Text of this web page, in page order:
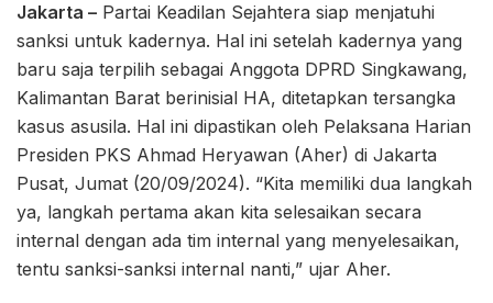
Jakarta – Partai Keadilan Sejahtera siap menjatuhi
sanksi untuk kadernya. Hal ini setelah kadernya yang
baru saja terpilih sebagai Anggota DPRD Singkawang,
Kalimantan Barat berinisial HA, ditetapkan tersangka
kasus asusila. Hal ini dipastikan oleh Pelaksana Harian
Presiden PKS Ahmad Heryawan (Aher) di Jakarta
Pusat, Jumat (20/09/2024). “Kita memiliki dua langkah
ya, langkah pertama akan kita selesaikan secara
internal dengan ada tim internal yang menyelesaikan,
tentu sanksi-sanksi internal nanti,” ujar Aher.